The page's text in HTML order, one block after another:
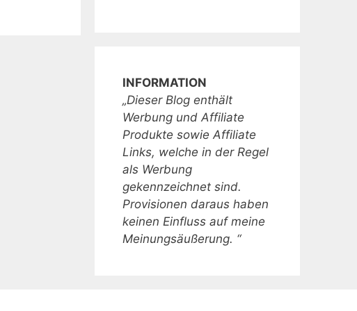
INFORMATION
„Dieser Blog enthält
Werbung und Affiliate
Produkte sowie Affiliate
Links, welche in der Regel
als Werbung
gekennzeichnet sind.
Provisionen daraus haben
keinen Einfluss auf meine
Meinungsäußerung. “